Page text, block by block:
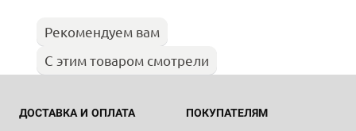
Рекомендуем вам
С этим товаром смотрели
ДОСТАВКА И ОПЛАТА ПОКУПАТЕЛЯМ